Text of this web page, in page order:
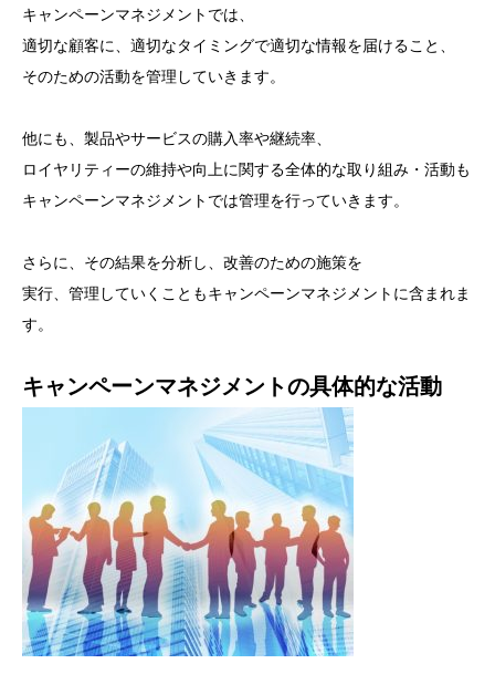
キャンペーンマネジメントでは、
適切な顧客に、適切なタイミングで適切な情報を届けること、
そのための活動を管理していきます。
他にも、製品やサービスの購入率や継続率、
ロイヤリティーの維持や向上に関する全体的な取り組み・活動も
キャンペーンマネジメントでは管理を行っていきます。
さらに、その結果を分析し、改善のための施策を
実行、管理していくこともキャンペーンマネジメントに含まれま
す。
キャンペーンマネジメントの具体的な活動